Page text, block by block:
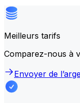
Meilleurs tarifs
Comparez-nous à
Envoyer de